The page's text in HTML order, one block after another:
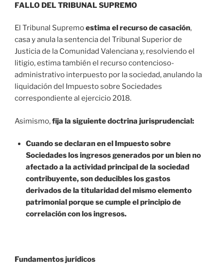
FALLO DEL TRIBUNAL SUPREMO
El Tribunal Supremoestima el recurso de casación,
casa y anula la sentencia del Tribunal Superior de
Justicia de la Comunidad Valenciana y, resolviendo el
litigio, estima también el recurso contencioso-
administrativo interpuesto por la sociedad, anulando la
liquidación del Impuesto sobre Sociedades
correspondiente al ejercicio 2018.
Asimismo,fija la siguiente doctrina jurisprudencial:
Cuando se declaran en el Impuesto sobre
Sociedades los ingresos generados por un bien no
afectado a la actividad principal de la sociedad
contribuyente, son deducibles los gastos
derivados de la titularidad del mismo elemento
patrimonial porque se cumple el principio de
correlación con los ingresos.
Fundamentos jurídicos